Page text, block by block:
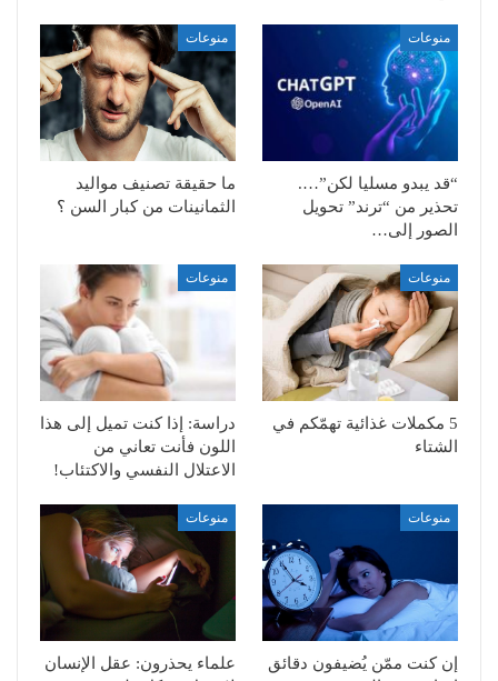
منوعات
“قد يبدو مسليا لكن”….
تحذير من “ترند” تحويل
الصور إلى…
منوعات
ما حقيقة تصنيف مواليد
الثمانينات من كبار السن ؟
منوعات
5 مكملات غذائية تهمّكم في
الشتاء
منوعات
دراسة: إذا كنت تميل إلى هذا
اللون فأنت تعاني من
الاعتلال النفسي والاكتئاب!
منوعات
إن كنت ممّن يُضيفون دقائق
منوعات
علماء يحذرون: عقل الإنسان